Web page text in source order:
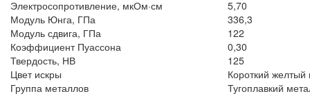
Электросопротивление, мкОм·см
5,70
Модуль Юнга, ГПа
336,3
Модуль сдвига, ГПа
122
Коэффициент Пуассона
0,30
Твердость, НВ
125
Цвет искры
Короткий желтый
Группа металлов
Тугоплавкий